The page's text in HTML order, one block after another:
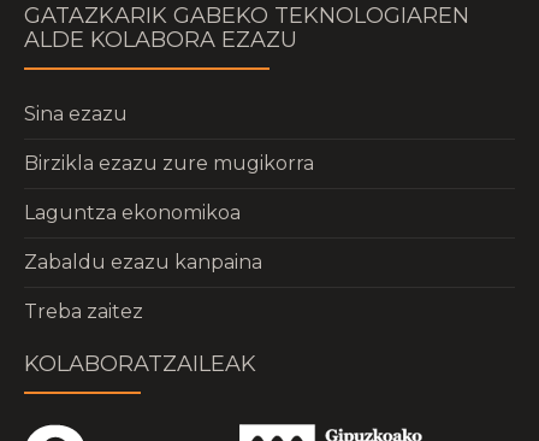
GATAZKARIK GABEKO TEKNOLOGIAREN
ALDE KOLABORA EZAZU
Sina ezazu
Birzikla ezazu zure mugikorra
Laguntza ekonomikoa
Zabaldu ezazu kanpaina
Treba zaitez
KOLABORATZAILEAK